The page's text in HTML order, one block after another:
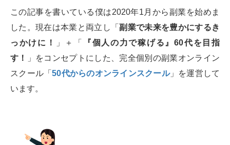
この記事を書いている僕は2020年1月から副業を始めま
した。現在は本業と両立し「副業で未来を豊かにするき
っかけに！
」＋「
『個人の力で稼げる』60代を目指
す！
」をコンセプトにした、完全個別の副業オンライン
スクール「50代からのオンラインスクール」を運営して
います。